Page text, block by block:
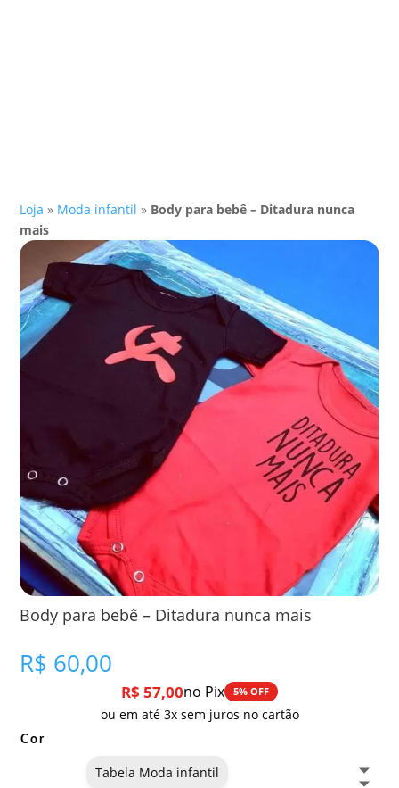
Loja » Moda infantil » Body para bebê – Ditadura nunca
mais
Body para bebê – Ditadura nunca mais
R$ 60,00
R$ 57,00no Pix 5% OFF
ou em até 3x sem juros no cartão
Cor
Tabela Moda infantil